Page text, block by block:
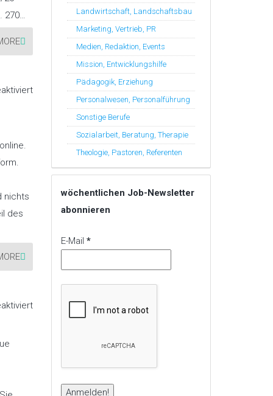
270…
für
„Stellenangebote
nichts
des
für
Landwirtschaft, Landschaftsbau
Marketing, Vertrieb, PR
Medien, Redaktion, Events
Mission, Entwicklungshilfe
Pädagogik, Erziehung
Personalwesen, Personalführung
Sonstige Berufe
Sozialarbeit, Beratung, Therapie
Theologie, Pastoren, Referenten
wöchentlichen Job-Newsletter
abonnieren
E-Mail *